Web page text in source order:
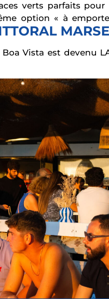
verts parfaits
option « à
Vista est devenu